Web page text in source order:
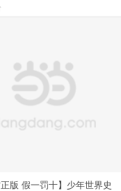
正版 假一罚十】少年世界史